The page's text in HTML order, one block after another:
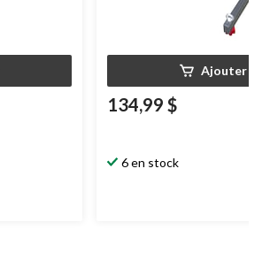
Ajouter
134,99 $
6 en stock